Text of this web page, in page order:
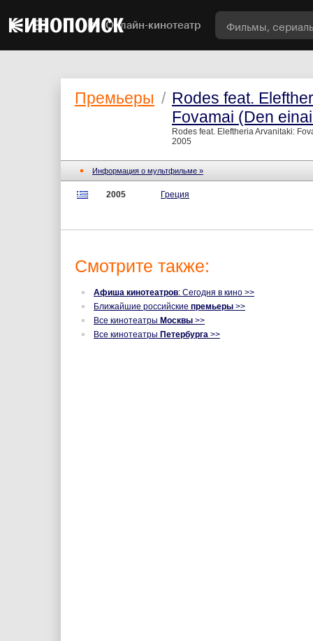
Онлайн-кинотеатр
Премьеры / Rodes feat.
Fovamai (Den
Rodes feat. Eleftheria Arvanitaki:
2005
Информация о мультфильме »
2005 Греция
Смотрите также:
Афиша кинотеатров: Сегодня в кино >>
Ближайшие российские премьеры >>
Все кинотеатры Москвы >>
Все кинотеатры Петербурга >>